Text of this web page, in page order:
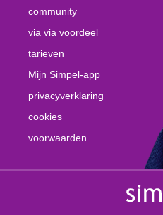
community
via via voordeel
tarieven
Mijn Simpel-app
privacyverklaring
cookies
voorwaarden